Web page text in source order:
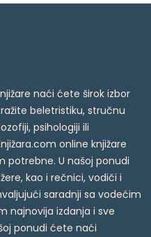
naći ćete širok izbor
beletristiku, stručnu
psihologiji ili
online knjižare
potrebne. U našoj ponudi
kao i rečnici, vodiči i
saradnji sa vodećim
najnovija izdanja i sve
ponudi ćete naći